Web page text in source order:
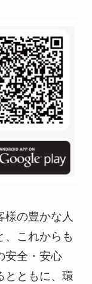
の豊かな人
これからも
安全・安心
とともに、環